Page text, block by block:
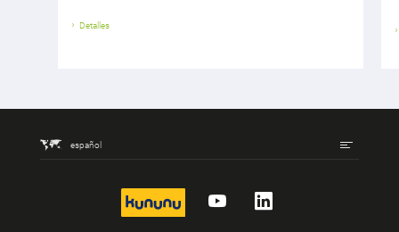
Detalles
español
kununu YouTubeLinkedIn